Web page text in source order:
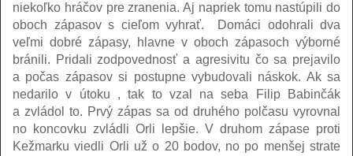
niekoľko hráčov pre zranenia. Aj napriek tomu nastúpili do
oboch zápasov s cieľom vyhrať.
Domáci odohrali dva
veľmi dobré zápasy, hlavne v oboch zápasoch výborné
bránili. Pridali zodpovednosť a agresivitu čo sa prejavilo
a počas zápasov si postupne vybudovali náskok. Ak sa
nedarilo v útoku , tak to vzal na seba Filip Babinčák
a zvládol to. Prvý zápas sa od druhého polčasu vyrovnal
no koncovku zvládli Orli lepšie. V druhom zápase proti
Kežmarku viedli Orli už o 20 bodov, no po menšej strate